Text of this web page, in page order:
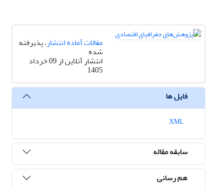
مقالات آماده انتشار، پذیرفته
شده
انتشار آنلاین از 09 خرداد
1405
فایل ها
سابقه مقاله
هم رسانی